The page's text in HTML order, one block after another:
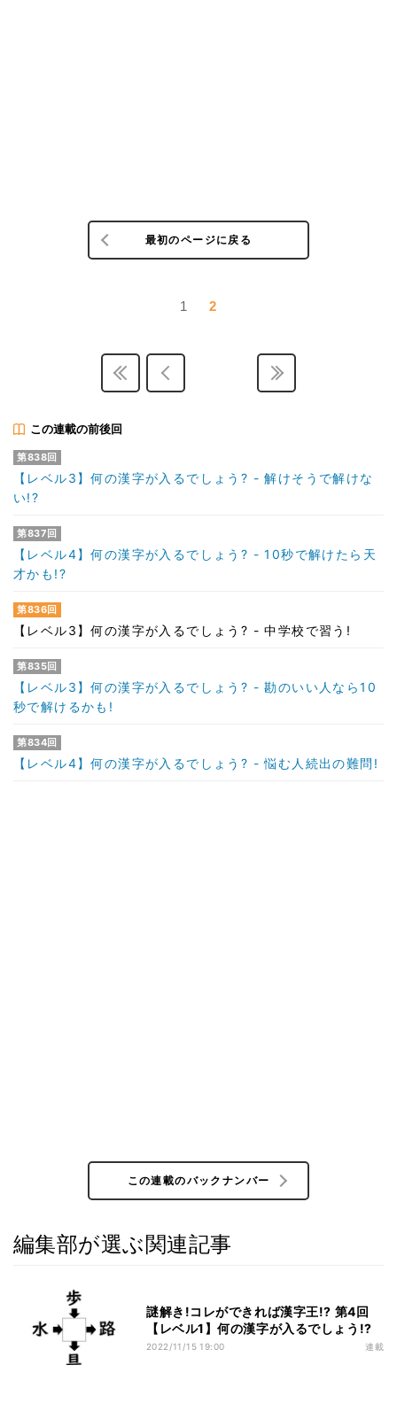
最初のページに戻る
1 2
この連載の前後回
第838回
【レベル3】何の漢字が入るでしょう? - 解けそうで解けな
い!?
第837回
【レベル4】何の漢字が入るでしょう? - 10秒で解けたら天
才かも!?
第836回
【レベル3】何の漢字が入るでしょう? - 中学校で習う!
第835回
【レベル3】何の漢字が入るでしょう? - 勘のいい人なら10
秒で解けるかも!
第834回
【レベル4】何の漢字が入るでしょう? - 悩む人続出の難問!
この連載のバックナンバー
編集部が選ぶ関連記事
謎解き!コレができれば漢字王!? 第4回
【レベル1】何の漢字が入るでしょう!?
2022/11/15 19:00 連載